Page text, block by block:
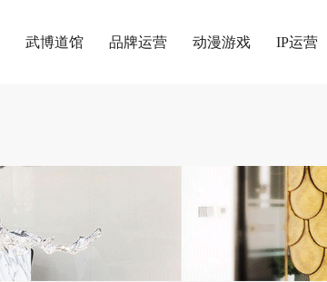
武博道馆 品牌运营 动漫游戏 IP运营